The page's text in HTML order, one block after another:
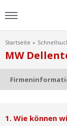
Home
Ratgeber
Startseite
MW
1. Wie können